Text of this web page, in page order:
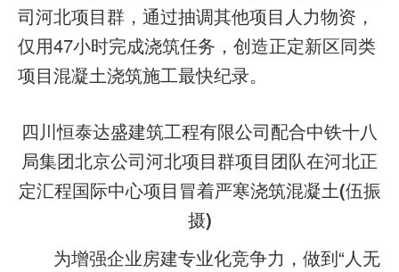
司河北项目群，通过抽调其他项目人力物资，
仅用47小时完成浇筑任务，创造正定新区同类
项目混凝土浇筑施工最快纪录。
四川恒泰达盛建筑工程有限公司配合中铁十八
局集团北京公司河北项目群项目团队在河北正
定汇程国际中心项目冒着严寒浇筑混凝土(伍振
摄)
为增强企业房建专业化竞争力，做到“人无